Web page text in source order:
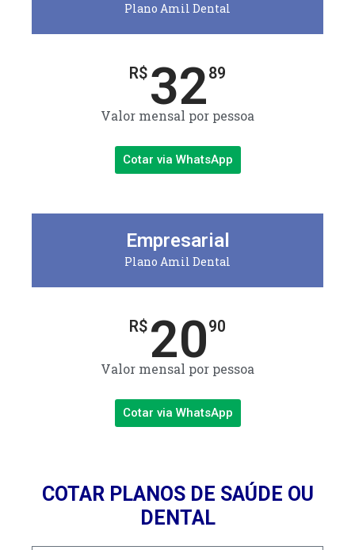
Plano Amil Dental
R$ 3289
Valor mensal por pessoa
Cotar via WhatsApp
Empresarial
Plano Amil Dental
R$ 2090
Valor mensal por pessoa
Cotar via WhatsApp
COTAR PLANOS DE SAÚDE OU
DENTAL